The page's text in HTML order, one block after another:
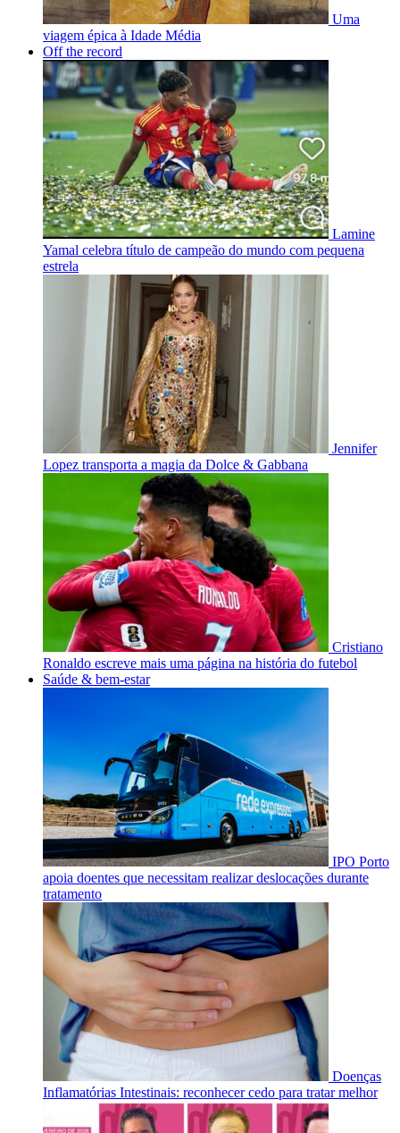
Uma
viagem épica à Idade Média
Off the record
Lamine
Yamal celebra título de campeão do mundo com pequena
estrela
Jennifer
Lopez transporta a magia da Dolce & Gabbana
Cristiano
Ronaldo escreve mais uma página na história do futebol
Saúde & bem-estar
IPO Porto
apoia doentes que necessitam realizar deslocações durante
tratamento
Doenças
Inflamatórias Intestinais: reconhecer cedo para tratar melhor